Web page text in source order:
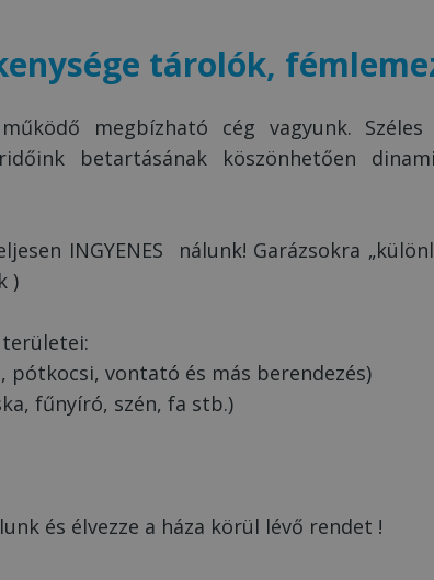
tárolók,
megbízható cég vagyunk. Széles
betartásának köszönhetően
INGYENES nálunk! Garázsokra
)
területei:
pótkocsi, vontató és más berendezés)
fűnyíró, szén, fa stb.)
és élvezze a háza körül lévő rendet !